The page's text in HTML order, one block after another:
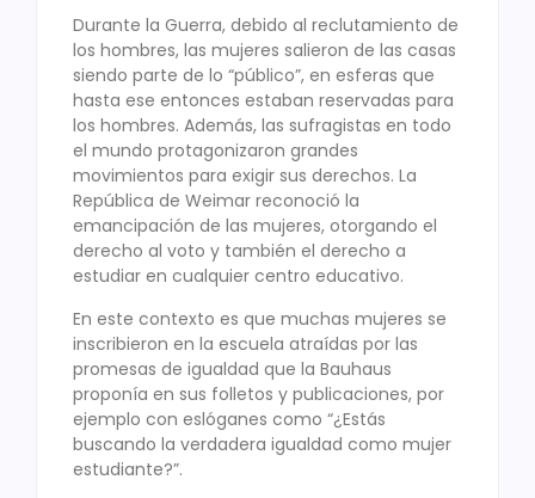
Durante la Guerra, debido al reclutamiento de
los hombres, las mujeres salieron de las casas
siendo parte de lo “público”, en esferas que
hasta ese entonces estaban reservadas para
los hombres. Además, las sufragistas en todo
el mundo protagonizaron grandes
movimientos para exigir sus derechos. La
República de Weimar reconoció la
emancipación de las mujeres, otorgando el
derecho al voto y también el derecho a
estudiar en cualquier centro educativo.
En este contexto es que muchas mujeres se
inscribieron en la escuela atraídas por las
promesas de igualdad que la Bauhaus
proponía en sus folletos y publicaciones, por
ejemplo con eslóganes como “¿Estás
buscando la verdadera igualdad como mujer
estudiante?”.